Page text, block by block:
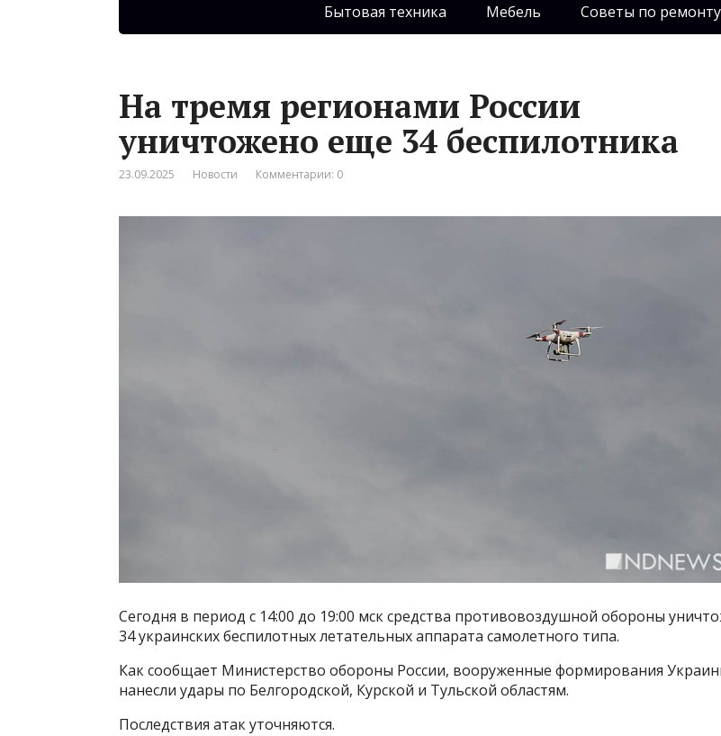
Бытовая техника Мебель Советы по ремонту
На тремя регионами России
уничтожено еще 34 беспилотника
23.09.2025 Новости Комментарии: 0
Сегодня в период с 14:00 до 19:00 мск средства противовоздушной обороны
34 украинских беспилотных летательных аппарата самолетного типа.
Как сообщает Министерство обороны России, вооруженные формирования
нанесли удары по Белгородской, Курской и Тульской областям.
Последствия атак уточняются.